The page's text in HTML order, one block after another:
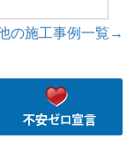
の施工事例一覧→